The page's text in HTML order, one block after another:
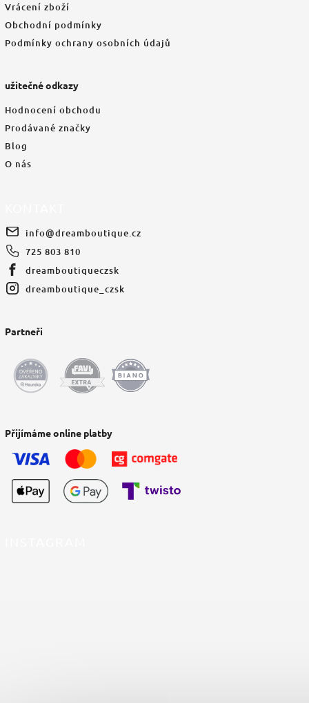
Vrácení zboží
Obchodní podmínky
Podmínky ochrany osobních údajů
užitečné odkazy
Hodnocení obchodu
Prodávané značky
Blog
O nás
info@dreamboutique.cz
725 803 810
dreamboutiqueczsk
dreamboutique_czsk
Partneři
Přijímáme online platby